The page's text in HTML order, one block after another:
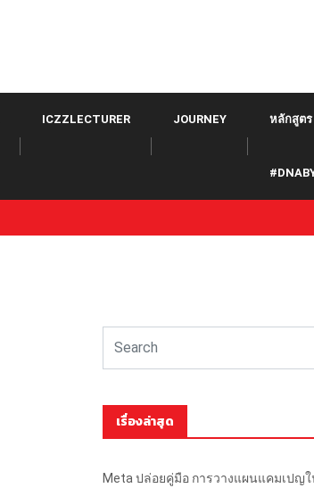
ICZZLECTURER JOURNEY หลักสูตร
เรื่องล่าสุด
Meta ปล่อยคู่มือ การวางแผนแคมเปญ